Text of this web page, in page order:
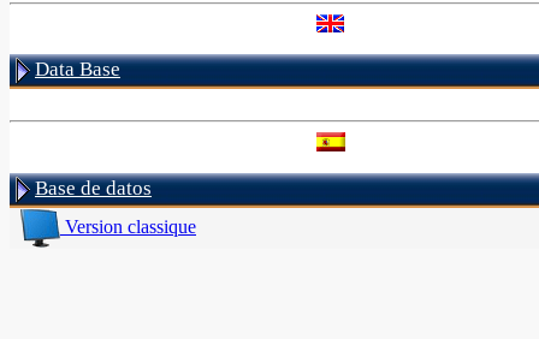
Data Base
Base de datos
Version classique